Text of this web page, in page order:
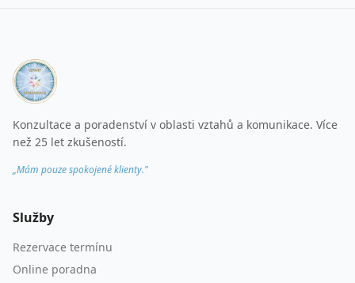
Konzultace a poradenství v oblasti vztahů a komunikace. Více
než 25 let zkušeností.
„Mám pouze spokojené klienty."
Služby
Rezervace termínu
Online poradna